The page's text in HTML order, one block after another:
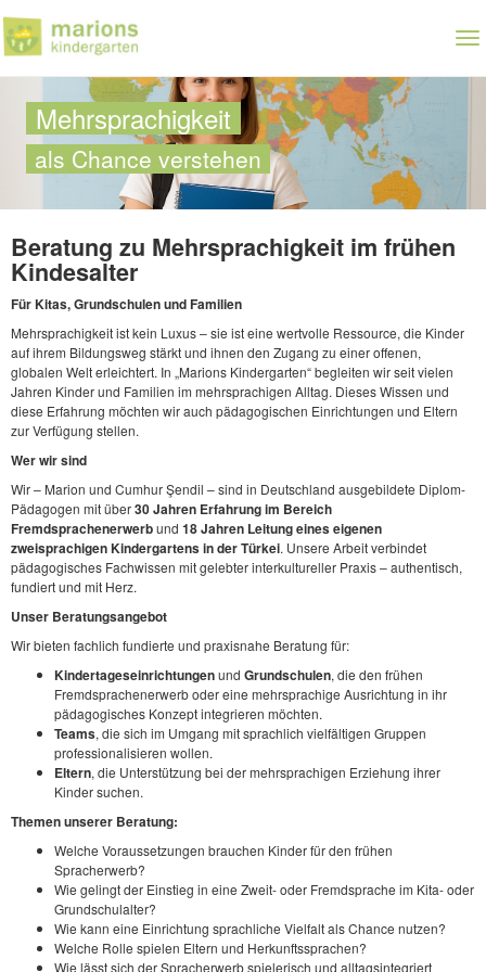
Hauptinhalt
springen
Mehrsprachigkeit
als Chance verstehen
Beratung zu Mehrsprachigkeit im frühen
Kindesalter
Für Kitas, Grundschulen und Familien
Mehrsprachigkeit ist kein Luxus – sie ist eine wertvolle Ressource, die Kinder
auf ihrem Bildungsweg stärkt und ihnen den Zugang zu einer offenen,
globalen Welt erleichtert. In „Marions Kindergarten“ begleiten wir seit vielen
Jahren Kinder und Familien im mehrsprachigen Alltag. Dieses Wissen und
diese Erfahrung möchten wir auch pädagogischen Einrichtungen und Eltern
zur Verfügung stellen.
Wer wir sind
Wir – Marion und Cumhur Şendil – sind in Deutschland ausgebildete Diplom-
Pädagogen mit über30 Jahren Erfahrung im Bereich
Fremdsprachenerwerbund 18 Jahren Leitung eines eigenen
zweisprachigen Kindergartens in der Türkei. Unsere Arbeit verbindet
pädagogisches Fachwissen mit gelebter interkultureller Praxis – authentisch,
fundiert und mit Herz.
Unser Beratungsangebot
Wir bieten fachlich fundierte und praxisnahe Beratung für:
Kindertageseinrichtungenund Grundschulen, die den frühen
Fremdsprachenerwerb oder eine mehrsprachige Ausrichtung in ihr
pädagogisches Konzept integrieren möchten.
Teams, die sich im Umgang mit sprachlich vielfältigen Gruppen
professionalisieren wollen.
Eltern, die Unterstützung bei der mehrsprachigen Erziehung ihrer
Kinder suchen.
Themen unserer Beratung:
Welche Voraussetzungen brauchen Kinder für den frühen
Spracherwerb?
Wie gelingt der Einstieg in eine Zweit- oder Fremdsprache im Kita- oder
Grundschulalter?
Wie kann eine Einrichtung sprachliche Vielfalt als Chance nutzen?
Welche Rolle spielen Eltern und Herkunftssprachen?
Wie lässt sich der Spracherwerb spielerisch und alltagsintegriert